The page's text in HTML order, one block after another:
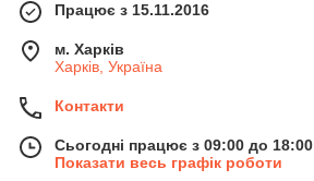
Працює з 15.11.2016
м. Харків
Харків, Україна
Контакти
Сьогодні працює з 09:00 до 18:00
Показати весь графік роботи